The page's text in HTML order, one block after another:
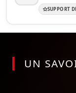
SUPPORT
UN